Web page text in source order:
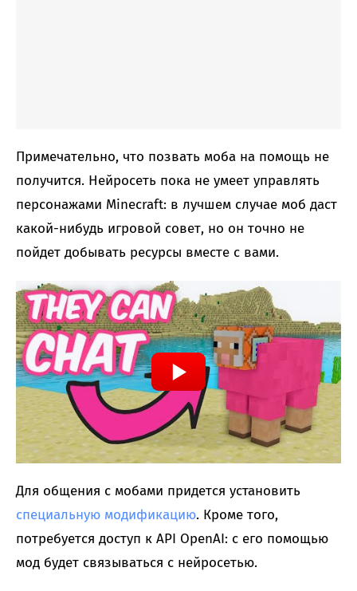
Примечательно, что позвать моба на помощь не
получится. Нейросеть пока не умеет управлять
персонажами Minecraft: в лучшем случае моб даст
какой-нибудь игровой совет, но он точно не
пойдет добывать ресурсы вместе с вами.
Для общения с мобами придется установить
специальную модификацию. Кроме того,
потребуется доступ к API OpenAI: с его помощью
мод будет связываться с нейросетью.